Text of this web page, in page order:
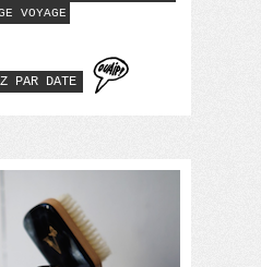
VOYAGE
PAR DATE